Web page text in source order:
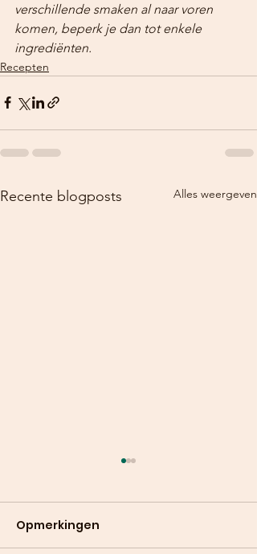
verschillende smaken al naar voren
komen, beperk je dan tot enkele
ingrediënten.
Recepten
Recente blogposts Alles weergeven
Opmerkingen